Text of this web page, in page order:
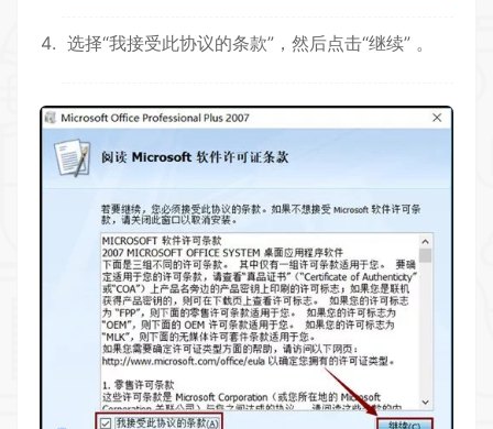
选择“我接受此协议的条款”，然后点击“继续” 。